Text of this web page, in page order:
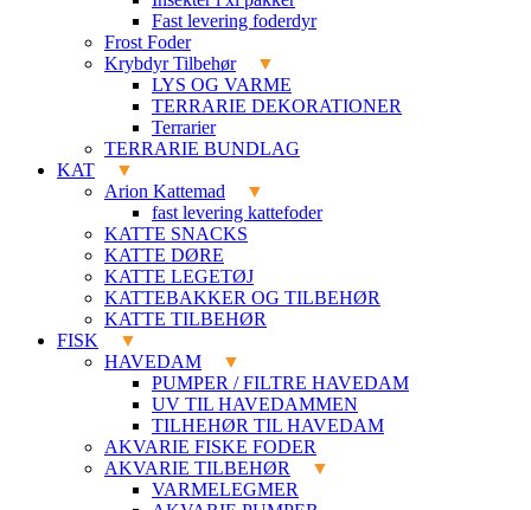
Fast levering foderdyr
Frost Foder
Krybdyr Tilbehør
LYS OG VARME
TERRARIE DEKORATIONER
Terrarier
TERRARIE BUNDLAG
KAT
Arion Kattemad
fast levering kattefoder
KATTE SNACKS
KATTE DØRE
KATTE LEGETØJ
KATTEBAKKER OG TILBEHØR
KATTE TILBEHØR
FISK
HAVEDAM
PUMPER / FILTRE HAVEDAM
UV TIL HAVEDAMMEN
TILHEHØR TIL HAVEDAM
AKVARIE FISKE FODER
AKVARIE TILBEHØR
VARMELEGMER